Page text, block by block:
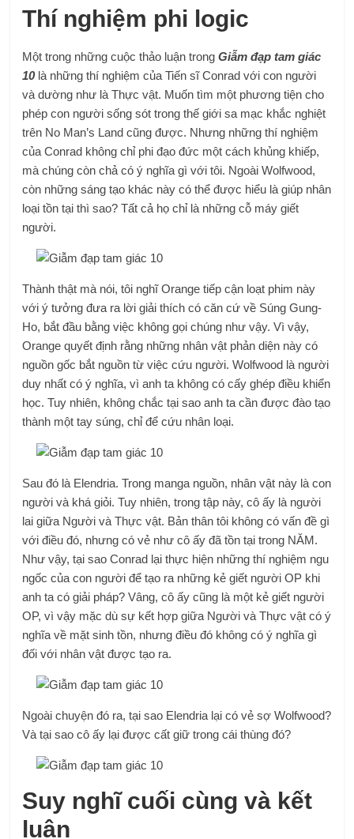
Thí nghiệm phi logic
Một trong những cuộc thảo luận trongGiẫm đạp tam giác
10là những thí nghiệm của Tiến sĩ Conrad với con người
và dường như là Thực vật. Muốn tìm một phương tiện cho
phép con người sống sót trong thế giới sa mạc khắc nghiệt
trên No Man’s Land cũng được. Nhưng những thí nghiệm
của Conrad không chỉ phi đạo đức một cách khủng khiếp,
mà chúng còn chả có ý nghĩa gì với tôi. Ngoài Wolfwood,
còn những sáng tạo khác này có thể được hiểu là giúp nhân
loại tồn tại thì sao? Tất cả họ chỉ là những cỗ máy giết
người.
Thành thật mà nói, tôi nghĩ Orange tiếp cận loạt phim này
với ý tưởng đưa ra lời giải thích có căn cứ về Súng Gung-
Ho, bắt đầu bằng việc không gọi chúng như vậy. Vì vậy,
Orange quyết định rằng những nhân vật phản diện này có
nguồn gốc bắt nguồn từ việc cứu người. Wolfwood là người
duy nhất có ý nghĩa, vì anh ta không có cấy ghép điều khiển
học. Tuy nhiên, không chắc tại sao anh ta cần được đào tạo
thành một tay súng, chỉ để cứu nhân loại.
Sau đó là Elendria. Trong manga nguồn, nhân vật này là con
người và khá giỏi. Tuy nhiên, trong tập này, cô ấy là người
lai giữa Người và Thực vật. Bản thân tôi không có vấn đề gì
với điều đó, nhưng có vẻ như cô ấy đã tồn tại trong NĂM.
Như vậy, tại sao Conrad lại thực hiện những thí nghiệm ngu
ngốc của con người để tạo ra những kẻ giết người OP khi
anh ta có giải pháp? Vâng, cô ấy cũng là một kẻ giết người
OP, vì vậy mặc dù sự kết hợp giữa Người và Thực vật có ý
nghĩa về mặt sinh tồn, nhưng điều đó không có ý nghĩa gì
đối với nhân vật được tạo ra.
Ngoài chuyện đó ra, tại sao Elendria lại có vẻ sợ Wolfwood?
Và tại sao cô ấy lại được cất giữ trong cái thùng đó?
Suy nghĩ cuối cùng và kết
luận